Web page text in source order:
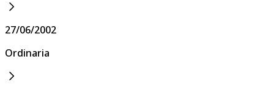
27/06/2002
Ordinaria